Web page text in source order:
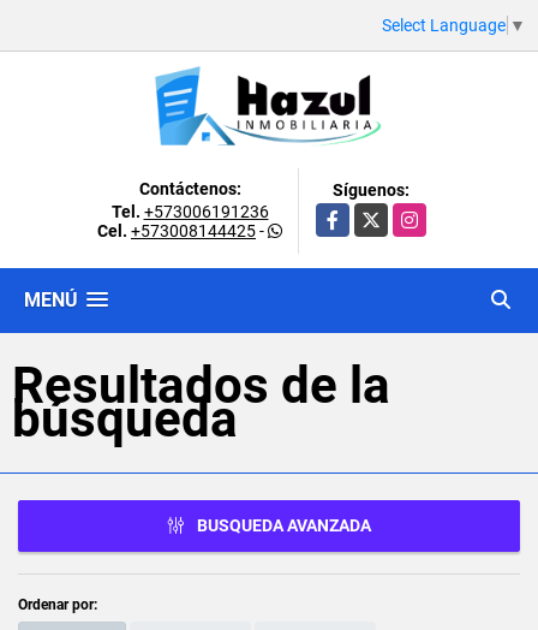
Select Language ▼
Contáctenos:
Tel. +573006191236
Cel. +573008144425-
Síguenos:
Facebook
X Instagram
MENÚ
Resultados de la
búsqueda
BUSQUEDA AVANZADA
Ordenar por: